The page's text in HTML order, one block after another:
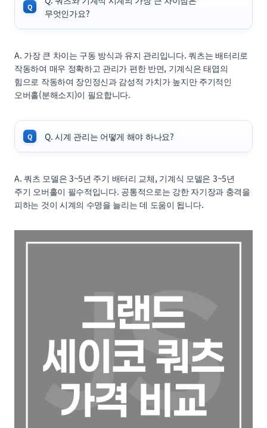
무엇인가요?
A. 가장 큰 차이는 구동 방식과 유지 관리입니다. 쿼츠는 배터리로
작동하여 매우 정확하고 관리가 편한 반면, 기계식은 태엽의
힘으로 작동하여 장인정신과 감성적 가치가 높지만 주기적인
오버홀(분해소지)이 필요합니다.
Q. 시계 관리는 어떻게 해야 하나요?
A. 쿼츠 모델은 3~5년 주기 배터리 교체, 기계식 모델은 3~5년
주기 오버홀이 필수적입니다. 공통적으로는 강한 자기장과 충격을
피하는 것이 시계의 수명을 늘리는 데 도움이 됩니다.